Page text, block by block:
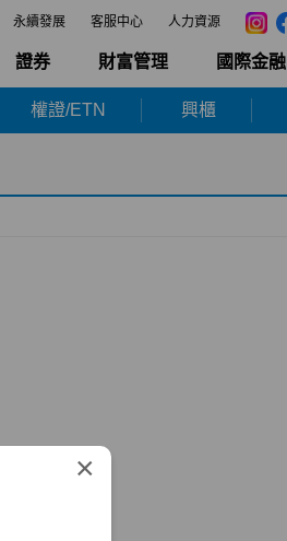
永續發展 客服中心 人力資源
證券 財富管理 國際金融
權證/ETN 興櫃
×